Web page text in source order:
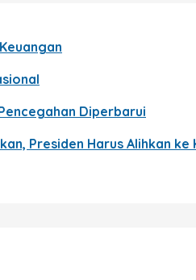
Diperbarui
Presiden Harus Alihkan ke